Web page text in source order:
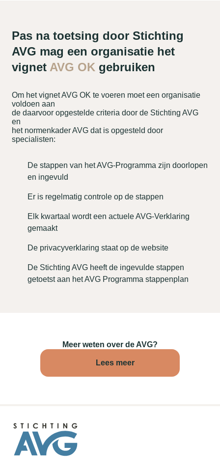
Pas na toetsing door Stichting
AVG mag een organisatie het
vignet AVG OK gebruiken
Om het vignet AVG OK te voeren moet een organisatie
voldoen aan
de daarvoor opgestelde criteria door de Stichting AVG
en
het normenkader AVG dat is opgesteld door
specialisten:
De stappen van het AVG-Programma zijn doorlopen
en ingevuld
Er is regelmatig controle op de stappen
Elk kwartaal wordt een actuele AVG-Verklaring
gemaakt
De privacyverklaring staat op de website
De Stichting AVG heeft de ingevulde stappen
getoetst aan het AVG Programma stappenplan
Meer weten over de AVG?
Lees meer